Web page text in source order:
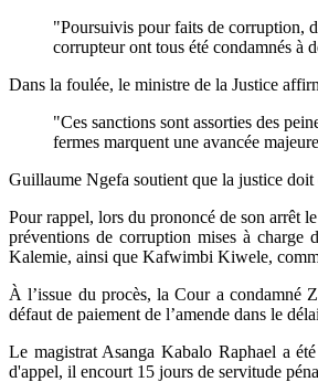
"Poursuivis pour faits de corruption,
corrupteur ont tous été condamnés à
Dans la foulée, le ministre de la Justice
"Ces sanctions sont assorties des
fermes marquent une avancée
Guillaume Ngefa soutient que la justice
Pour rappel, lors du prononcé de son arrêt
préventions de corruption mises à
Kalemie, ainsi que Kafwimbi Kiwele,
À l’issue du procès, la Cour a condamné
défaut de paiement de l’amende dans le
Le magistrat Asanga Kabalo Raphael a
d'appel, il encourt 15 jours de servitude